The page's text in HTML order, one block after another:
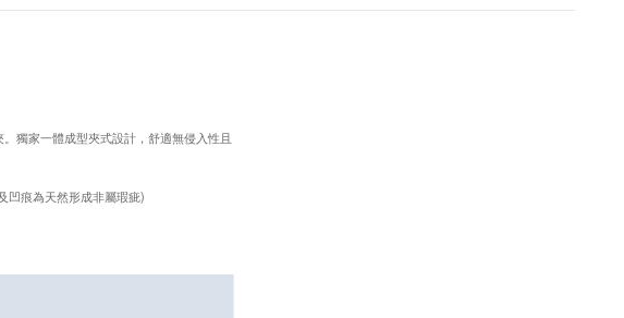
獨家一體成型夾式設計，舒適無侵入性且
凹痕為天然形成非屬瑕疵)